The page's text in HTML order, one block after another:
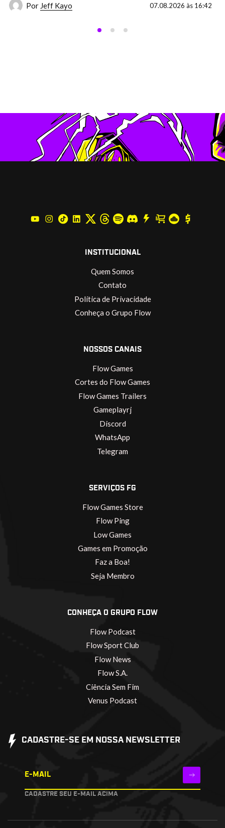
Por Jeff Kayo 07.08.2026 às 16:42
INSTITUCIONAL
Quem Somos
Contato
Política de Privacidade
Conheça o Grupo Flow
NOSSOS CANAIS
Flow Games
Cortes do Flow Games
Flow Games Trailers
Gameplayrj
Discord
WhatsApp
Telegram
SERVIÇOS FG
Flow Games Store
Flow Ping
Low Games
Games em Promoção
Faz a Boa!
Seja Membro
CONHEÇA O GRUPO FLOW
Flow Podcast
Flow Sport Club
Flow News
Flow S.A.
Ciência Sem Fim
Venus Podcast
CADASTRE-SE EM NOSSA NEWSLETTER
E-MAIL
CADASTRE SEU E-MAIL ACIMA